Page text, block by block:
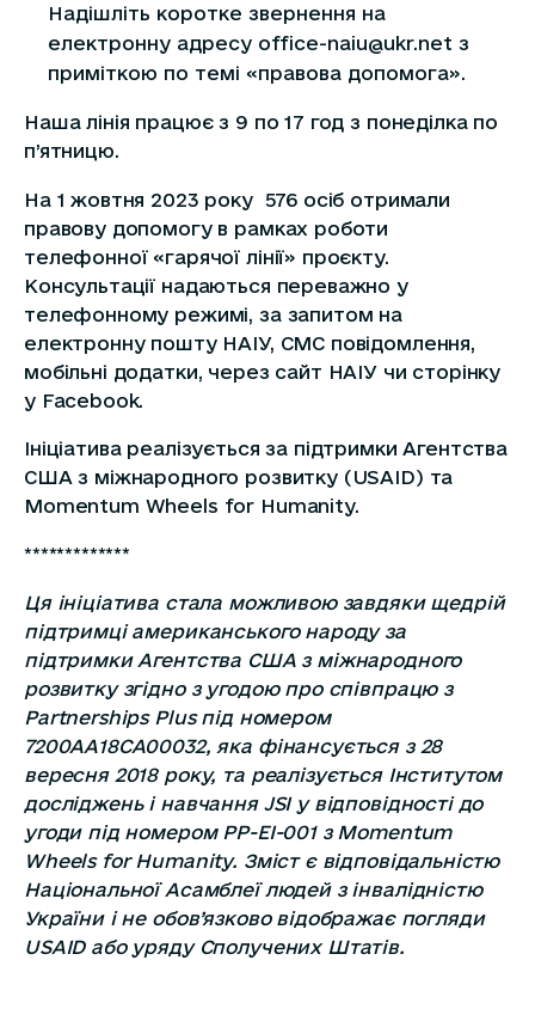
Надішліть коротке звернення на
електронну адресу office-naiu@ukr.net з
приміткою по темі «правова допомога».
Наша лінія працює з 9 по 17 год з понеділка по
п’ятницю.
На 1 жовтня 2023 року 576 осіб отримали
правову допомогу в рамках роботи
телефонної «гарячої лінії» проєкту.
Консультації надаються переважно у
телефонному режимі, за запитом на
електронну пошту НАІУ, СМС повідомлення,
мобільні додатки, через сайт НАІУ чи сторінку
у Facebook.
Ініціатива реалізується за підтримки Агентства
США з міжнародного розвитку (USAID) та
Momentum Wheels for Humanity.
*************
Ця ініціатива стала можливою завдяки щедрій
підтримці американського народу за
підтримки Агентства США з міжнародного
розвитку згідно з угодою про співпрацю з
Partnerships Plus під номером
7200AA18CA00032, яка фінансується з 28
вересня 2018 року, та реалізується Інститутом
досліджень і навчання JSI у відповідності до
угоди під номером PP-EI-001 з Momentum
Wheels for Humanity. Зміст є відповідальністю
Національної Асамблеї людей з інвалідністю
України і не обов’язково відображає погляди
USAID або уряду Сполучених Штатів.